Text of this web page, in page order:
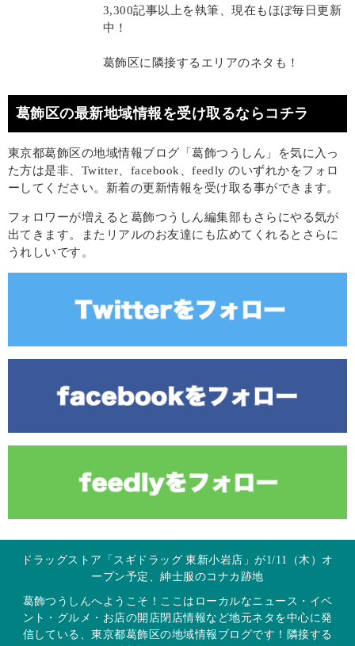
3,300記事以上を執筆、現在もほぼ毎日更新
中！
葛飾区に隣接するエリアのネタも！
葛飾区の最新地域情報を受け取るならコチラ
東京都葛飾区の地域情報ブログ「葛飾つうしん」を気に入っ
た方は是非、Twitter、facebook、feedly のいずれかをフォロ
ーしてください。新着の更新情報を受け取る事ができます。
フォロワーが増えると葛飾つうしん編集部もさらにやる気が
出てきます。またリアルのお友達にも広めてくれるとさらに
うれしいです。
ドラッグストア「スギドラッグ 東新小岩店」が1/11（木）オ
ープン予定、紳士服のコナカ跡地
葛飾つうしんへようこそ！ここはローカルなニュース・イベ
ント・グルメ・お店の開店閉店情報など地元ネタを中心に発
信している、東京都葛飾区の地域情報ブログです！隣接する